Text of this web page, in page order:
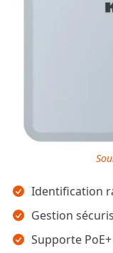
Points clés
Identification
Gestion
Supporte